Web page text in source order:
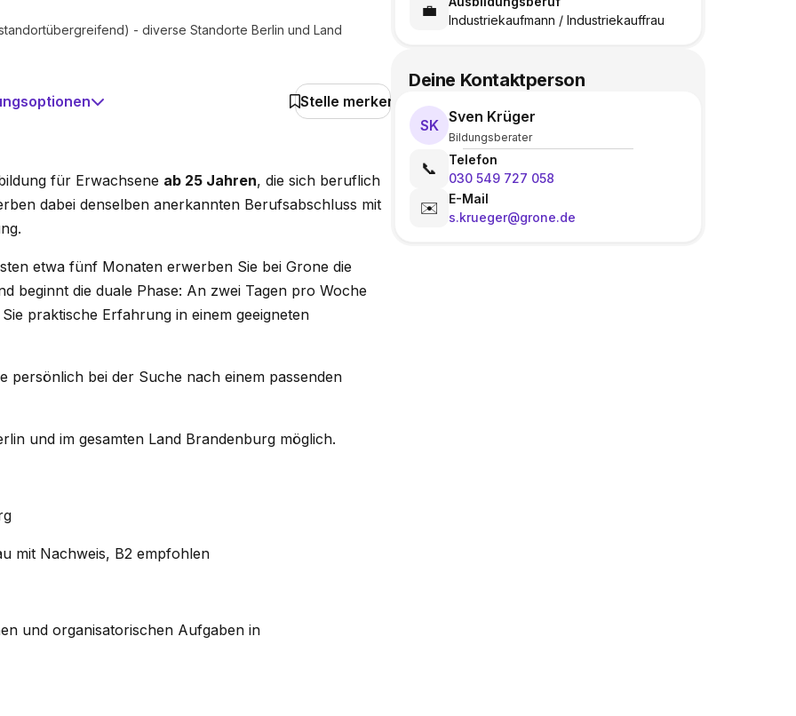
- diverse Standorte Berlin und Land
Stelle merken
für Erwachsene ab 25 Jahren, die sich beruflich
dabei denselben anerkannten Berufsabschluss mit
etwa fünf Monaten erwerben Sie bei Grone die
beginnt die duale Phase: An zwei Tagen pro Woche
praktische Erfahrung in einem geeigneten
bei der Suche nach einem passenden
und im gesamten Land Brandenburg möglich.
mit Nachweis, B2 empfohlen
und organisatorischen Aufgaben in
💼
Industriekaufmann / Industriekauffrau
Deine Kontaktperson
SK Sven Krüger
Bildungsberater
📞
Telefon
030 549 727 058
✉️
E-Mail
s.krueger@grone.de